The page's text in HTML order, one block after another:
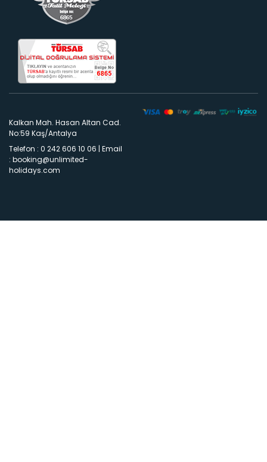
Kalkan Mah. Hasan Altan Cad.
No:59 Kaş/Antalya
Telefon : 0 242 606 10 06 | Email
: booking@unlimited-
holidays.com